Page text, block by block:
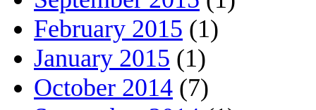
February 2015 (1)
January 2015 (1)
October 2014 (7)